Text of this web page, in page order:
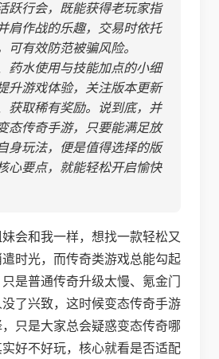
跃行会，既能获得老玩家指
肩作战的乐趣，交易时依托
可有效防范被骗风险。
药水使用与技能加点的小细
升游戏体验，关注版本更新
获取稀有奖励。说到底，并
态传奇手游，只要能满足放
身玩法，便是值得选择的版
心要点，就能轻松开启愉快
会和我一样，想找一款轻松又
时光，而传奇类游戏总能勾起
是普通传奇升级太慢、氪金门
了兴致，这时候变态传奇手游
只是大家总会疑惑变态传奇哪
好不好玩，核心就看是否适配